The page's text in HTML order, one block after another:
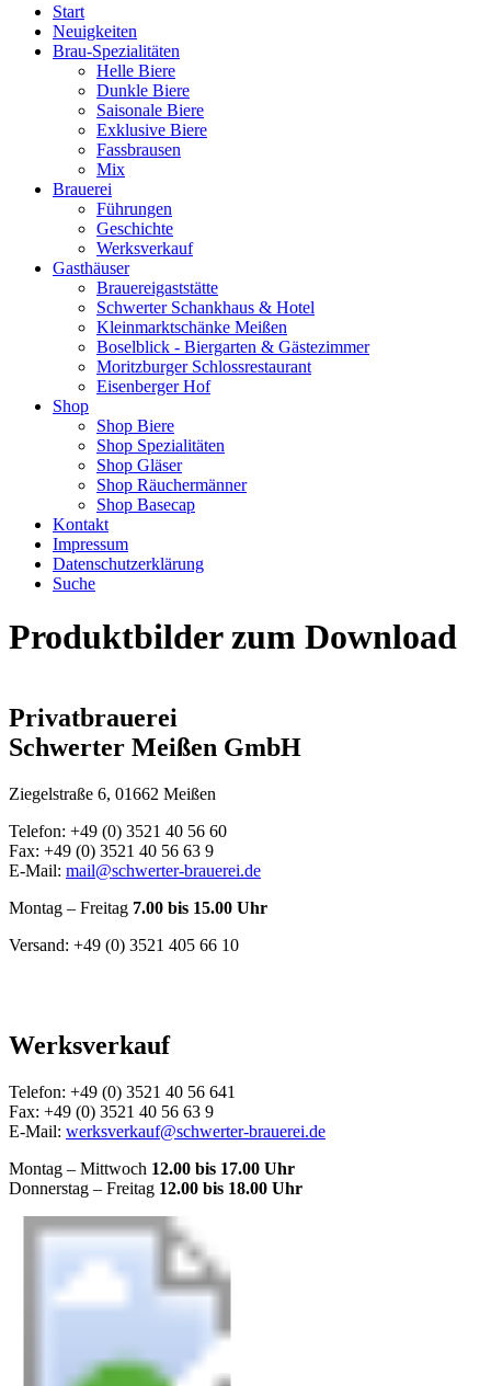
Start
Neuigkeiten
Brau-Spezialitäten
Helle Biere
Dunkle Biere
Saisonale Biere
Exklusive Biere
Fassbrausen
Mix
Brauerei
Führungen
Geschichte
Werksverkauf
Gasthäuser
Brauereigaststätte
Schwerter Schankhaus & Hotel
Kleinmarktschänke Meißen
Boselblick - Biergarten & Gästezimmer
Moritzburger Schlossrestaurant
Eisenberger Hof
Shop
Shop Biere
Shop Spezialitäten
Shop Gläser
Shop Räuchermänner
Shop Basecap
Kontakt
Impressum
Datenschutzerklärung
Suche
Produktbilder zum Download
Privatbrauerei
Schwerter Meißen GmbH
Ziegelstraße 6, 01662 Meißen
Telefon: +49 (0) 3521 40 56 60
Fax: +49 (0) 3521 40 56 63 9
E-Mail: mail@schwerter-brauerei.de
Montag – Freitag 7.00 bis 15.00 Uhr
Versand: +49 (0) 3521 405 66 10
Werksverkauf
Telefon: +49 (0) 3521 40 56 641
Fax: +49 (0) 3521 40 56 63 9
E-Mail: werksverkauf@schwerter-brauerei.de
Montag – Mittwoch 12.00 bis 17.00 Uhr
Donnerstag – Freitag 12.00 bis 18.00 Uhr